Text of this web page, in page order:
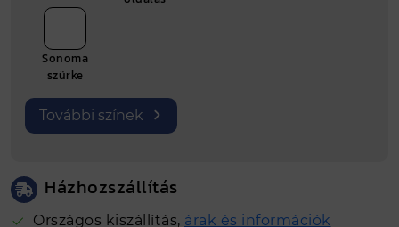
Sonoma
szürke
További színek
Házhozszállítás
Országos kiszállítás, árak és információk